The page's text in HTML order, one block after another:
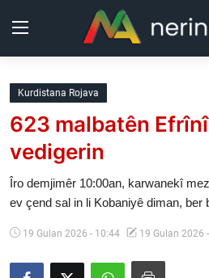
Kurdistan
Herêm
Rojev
Kurdistana Rojava
623 malbatên
vedigerin
Îro demjimêr 10:00an, karwanekî
ev çend sal in li Kobaniyê diman, ber
19 Gulan 2026 - 10:44 19 Gulan 2026